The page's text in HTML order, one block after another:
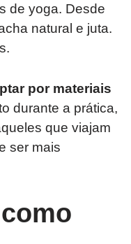
de yoga. Desde
natural e juta.
por materiais
durante a prática,
que viajam
ser mais